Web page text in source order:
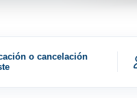
o cancelación